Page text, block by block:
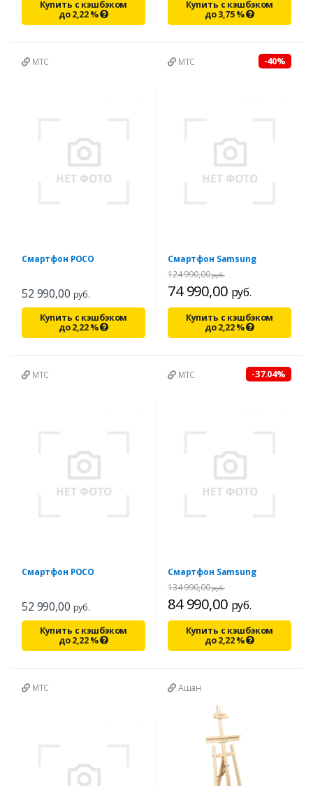
Купить с кэшбэком
до2,22%
Купить с кэшбэком
до3,75%
МТС
Смартфон POCO
52 990,00 руб.
Купить с кэшбэком
до2,22%
МТС -40%
Смартфон Samsung
74 990,00 руб.
124 990,00руб.
Купить с кэшбэком
до2,22%
МТС
Смартфон POCO
52 990,00 руб.
Купить с кэшбэком
до2,22%
МТС -37.04%
Смартфон Samsung
84 990,00 руб.
134 990,00руб.
Купить с кэшбэком
до2,22%
МТС Ашан